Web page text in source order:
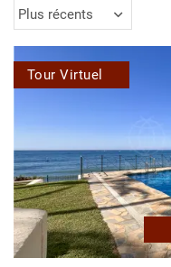
Plus récents
Tour Virtuel